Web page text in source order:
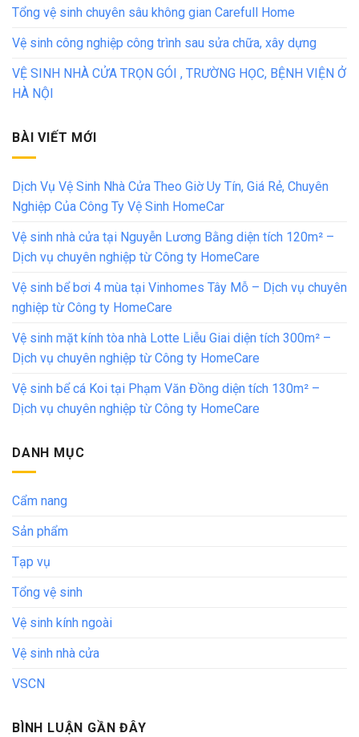
Tổng vệ sinh chuyên sâu không gian Carefull Home
Vệ sinh công nghiệp công trình sau sửa chữa, xây dựng
VỆ SINH NHÀ CỬA TRỌN GÓI , TRƯỜNG HỌC, BỆNH VIỆN Ở
HÀ NỘI
BÀI VIẾT MỚI
Dịch Vụ Vệ Sinh Nhà Cửa Theo Giờ Uy Tín, Giá Rẻ, Chuyên
Nghiệp Của Công Ty Vệ Sinh HomeCar
Vệ sinh nhà cửa tại Nguyễn Lương Bằng diện tích 120m² –
Dịch vụ chuyên nghiệp từ Công ty HomeCare
Vệ sinh bể bơi 4 mùa tại Vinhomes Tây Mỗ – Dịch vụ chuyên
nghiệp từ Công ty HomeCare
Vệ sinh mặt kính tòa nhà Lotte Liễu Giai diện tích 300m² –
Dịch vụ chuyên nghiệp từ Công ty HomeCare
Vệ sinh bể cá Koi tại Phạm Văn Đồng diện tích 130m² –
Dịch vụ chuyên nghiệp từ Công ty HomeCare
DANH MỤC
Cẩm nang
Sản phẩm
Tạp vụ
Tổng vệ sinh
Vệ sinh kính ngoài
Vệ sinh nhà cửa
VSCN
BÌNH LUẬN GẦN ĐÂY